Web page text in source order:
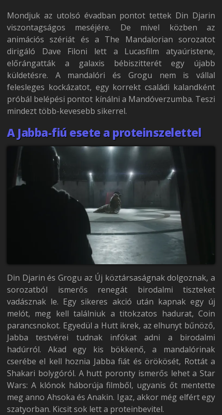
Mondjuk az utolsó évadban pontot tettek Din Djarin
viszontagságos meséjére. De mivel közben az
animációs szériát és a The Mandalorian sorozatot
dirigáló Dave Filoni lett a Lucasfilm atyaúristene,
előrángatták a galaxis bébiszitterét egy újabb
küldetésre. A mandalóri és Grogu nem is vállal
felesleges kockázatot, egy korrekt családi kalandként
próbál belépési pontot kínálni a Mandóverzumba. Teszi
mindezt több-kevesebb sikerrel.
A Jabba-fiú esete a proteinszelettel
Din Djarin és Grogu az Új köztársaságnak dolgoznak, a
sorozatból ismerős renegát birodalmi tiszteket
vadásznak le. Egy sikeres akció után kapnak egy új
melót, meg kell találniuk a titokzatos hadurat, Coin
parancsnokot. Egyedül a Hutt ikrek, az elhunyt bűnöző,
Jabba testvérei tudnak infókat adni a birodalmi
hadúrról. Akad egy kis bökkenő, a mandalórinak
cserébe el kell hoznia Jabba fiát és örökösét, Rottát a
Shakari bolygóról. A hutt poronty ismerős lehet a Star
Wars: A klónok háborúja filmből, ugyanis őt mentette
meg anno Ahsoka és Anakin. Igaz, akkor még elfért egy
szatyorban. Kicsit sok lett a proteinbevitel.